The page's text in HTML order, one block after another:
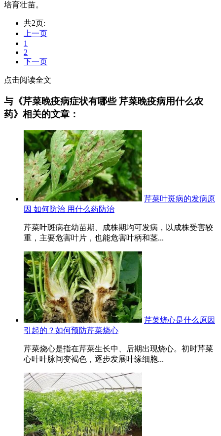
培育壮苗。
共2页:
上一页
1
2
下一页
点击阅读全文
与《芹菜晚疫病症状有哪些 芹菜晚疫病用什么农
药》相关的文章：
芹菜叶斑病的发病原
因 如何防治 用什么药防治
芹菜叶斑病在幼苗期、成株期均可发病，以成株受害较
重，主要危害叶片，也能危害叶柄和茎...
芹菜烧心是什么原因
引起的？如何预防芹菜烧心
芹菜烧心是指在芹菜生长中、后期出现烧心。初时芹菜
心叶叶脉间变褐色，逐步发展叶缘细胞...